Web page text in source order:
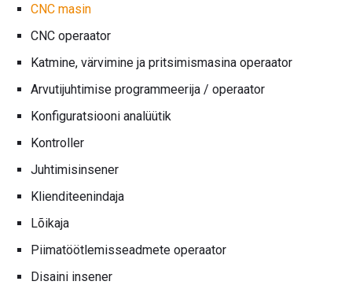
CNC masin
CNC operaator
Katmine, värvimine ja pritsimismasina operaator
Arvutijuhtimise programmeerija / operaator
Konfiguratsiooni analüütik
Kontroller
Juhtimisinsener
Klienditeenindaja
Lõikaja
Piimatöötlemisseadmete operaator
Disaini insener